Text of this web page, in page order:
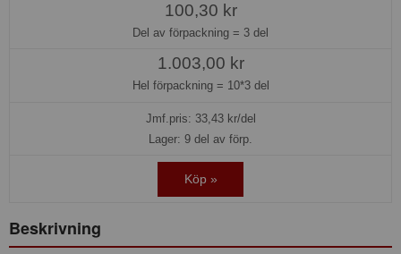
100,30 kr
Del av förpackning = 3 del
1.003,00 kr
Hel förpackning = 10*3 del
Jmf.pris: 33,43kr/del
Lager: 9 del av förp.
Köp »
Beskrivning